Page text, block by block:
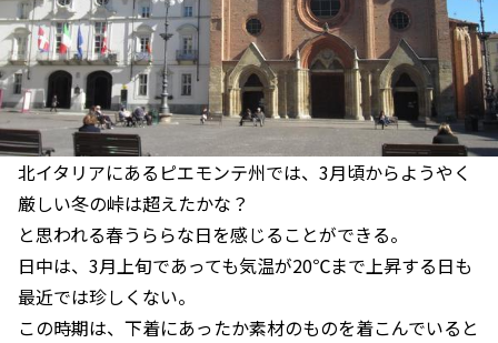
北イタリアにあるピエモンテ州では、3月頃からようやく
厳しい冬の峠は超えたかな？
と思われる春うららな日を感じることができる。
日中は、3月上旬であっても気温が20℃まで上昇する日も
最近では珍しくない。
この時期は、下着にあったか素材のものを着こんでいると